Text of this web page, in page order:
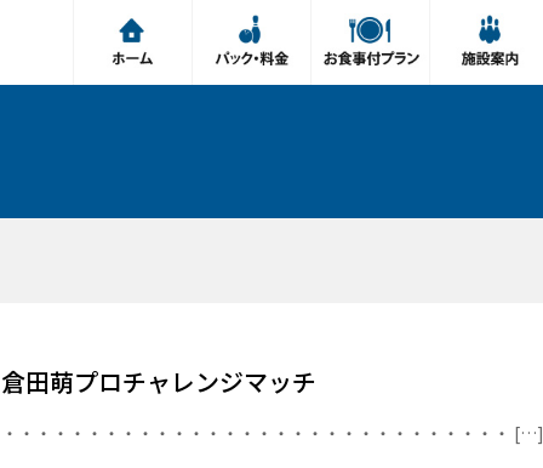
倉田萌プロチャレンジマッチ
・・・・・・・・・・・・・・・・・・・・・・・・・・・・・・ […]